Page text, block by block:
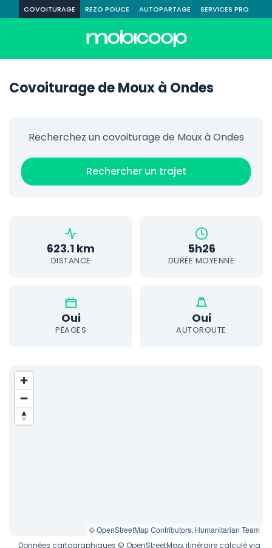
COVOITURAGE REZO POUCE AUTOPARTAGE SERVICES PRO
Covoiturage de Moux à Ondes
Recherchez un covoiturage de Moux à Ondes
Rechercher un trajet
623.1 km
DISTANCE
5h26
DURÉE MOYENNE
Oui
PÉAGES
Oui
AUTOROUTE
© OpenStreetMap Contributors, Humanitarian Team
Données cartographiques © OpenStreetMap, itinéraire calculé via